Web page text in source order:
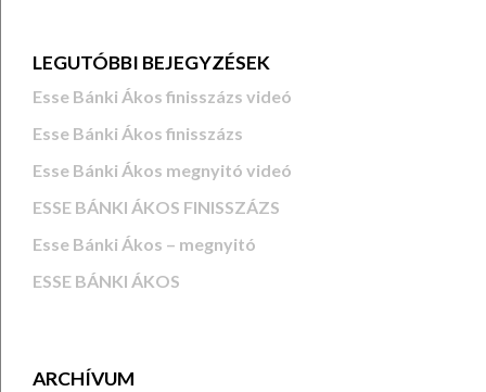
LEGUTÓBBI BEJEGYZÉSEK
Esse Bánki Ákos finisszázs videó
Esse Bánki Ákos finisszázs
Esse Bánki Ákos megnyitó videó
ESSE BÁNKI ÁKOS FINISSZÁZS
Esse Bánki Ákos – megnyitó
ESSE BÁNKI ÁKOS
ARCHÍVUM